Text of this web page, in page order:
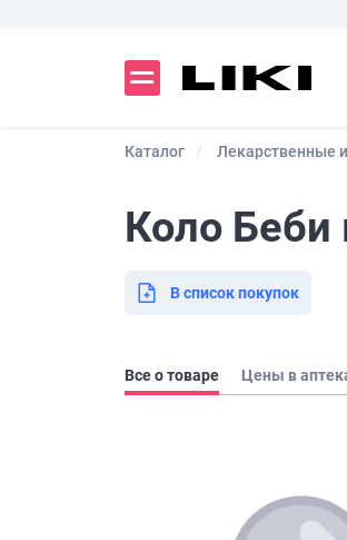
Каталог Лекарственные
Коло
В список покупок
Все о товаре Цены в